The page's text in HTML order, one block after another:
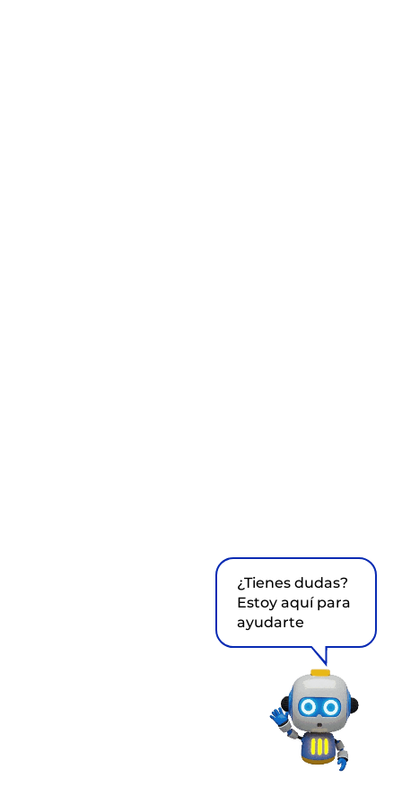
¿Tienes dudas?
Estoy aquí para
ayudarte